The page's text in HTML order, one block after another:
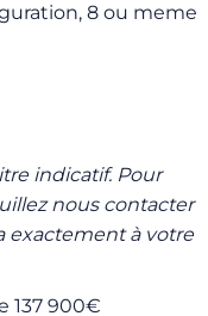
8 ou meme
indicatif. Pour
nous contacter
exactement à votre
137 900€